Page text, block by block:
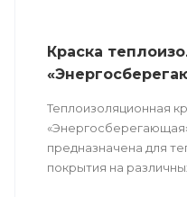
Краска
Теплоизоляционная
предназначена для
покрытия на